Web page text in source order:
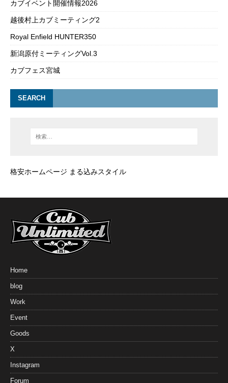
カブイベント開催情報2026
越後村上カブミーティング2
Royal Enfield HUNTER350
新潟原付ミーティングVol.3
カブフェス宮城
SEARCH
格安ホームページ まる込みスタイル
Home
blog
Work
Event
Goods
X
Instagram
Forum